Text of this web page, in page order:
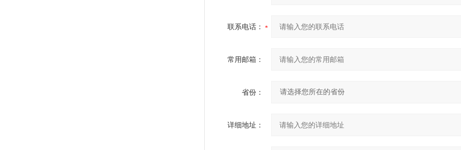
联系电话：
常用邮箱：
省份：
详细地址：